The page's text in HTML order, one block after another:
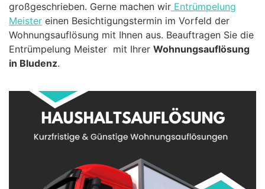
großgeschrieben. Gerne machen wir Entrümpelung
Meister einen Besichtigungstermin im Vorfeld der
Wohnungsauflösung mit Ihnen aus. Beauftragen Sie die
Entrümpelung Meister mit Ihrer Wohnungsauflösung
in Bludenz.